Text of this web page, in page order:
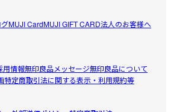
MUJI CardMUJI GIFT CARD法人のお客様へ
用情報無印良品メッセージ無印良品について
特定商取引法に関する表示・利用規約等